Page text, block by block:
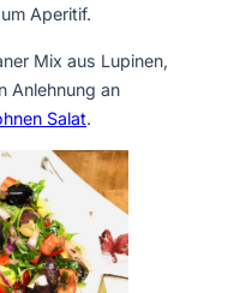
Aperitif.
Mix aus Lupinen,
Anlehnung an
Salat.